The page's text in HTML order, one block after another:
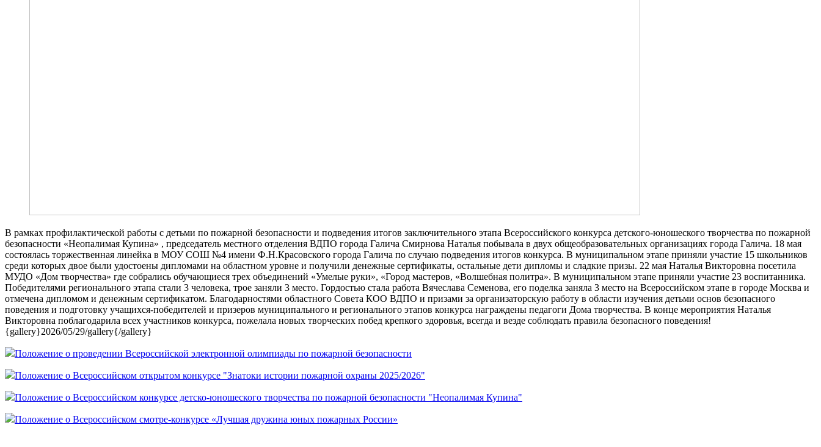
В рамках профилактической работы с детьми по пожарной безопасности и подведения итогов заключительного этапа Всероссийского конкурса детского-юношеского творчества по пожарной
безопасности «Неопалимая Купина» , председатель местного отделения ВДПО города Галича Смирнова Наталья побывала в двух общеобразовательных организациях города Галича. 18 мая
состоялась торжественная линейка в МОУ СОШ №4 имени Ф.Н.Красовского города Галича по случаю подведения итогов конкурса. В муниципальном этапе приняли участие 15 школьников
среди которых двое были удостоены дипломами на областном уровне и получили денежные сертификаты, остальные дети дипломы и сладкие призы. 22 мая Наталья Викторовна посетила
МУДО «Дом творчества» где собрались обучающиеся трех объединений «Умелые руки», «Город мастеров, «Волшебная политра». В муниципальном этапе приняли участие 23 воспитанника.
Победителями регионального этапа стали 3 человека, трое заняли 3 место. Гордостью стала работа Вячеслава Семенова, его поделка заняла 3 место на Всероссийском этапе в городе Москва и
отмечена дипломом и денежным сертификатом. Благодарностями областного Совета КОО ВДПО и призами за организаторскую работу в области изучения детьми основ безопасного
поведения и подготовку учащихся-победителей и призеров муниципального и регионального этапов конкурса награждены педагоги Дома творчества. В конце мероприятия Наталья
Викторовна поблагодарила всех участников конкурса, пожелала новых творческих побед крепкого здоровья, всегда и везде соблюдать правила безопасного поведения!
{gallery}2026/05/29/gallery{/gallery}
Положение о проведении Всероссийской электронной олимпиады по пожарной безопасности
Положение о Всероссийском открытом конкурсе "Знатоки истории пожарной охраны 2025/2026"
Положение о Всероссийском конкурсе детско-юношеского творчества по пожарной безопасности "Неопалимая Купина"
Положение о Всероссийском смотре-конкурсе «Лучшая дружина юных пожарных России»